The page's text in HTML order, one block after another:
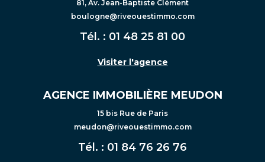
81, Av. Jean-Baptiste Clément
boulogne@riveouestimmo.com
Tél. : 01 48 25 81 00
Visiter l'agence
AGENCE IMMOBILIÈRE MEUDON
15 bis Rue de Paris
meudon@riveouestimmo.com
Tél. : 01 84 76 26 76